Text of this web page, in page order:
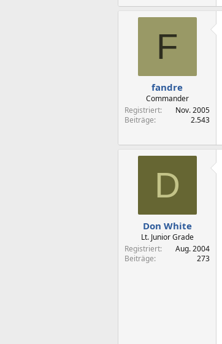
F
fandre
Commander
Registriert
Nov. 2005
Beiträge
2.543
D
Don White
Lt. Junior Grade
Registriert
Aug. 2004
Beiträge
273